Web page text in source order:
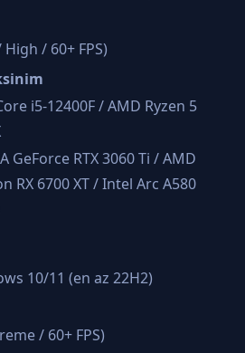
/ 60+ FPS)
i5-12400F / AMD Ryzen 5
GeForce RTX 3060 Ti / AMD
RX 6700 XT / Intel Arc A580
10/11 (en az 22H2)
/ 60+ FPS)